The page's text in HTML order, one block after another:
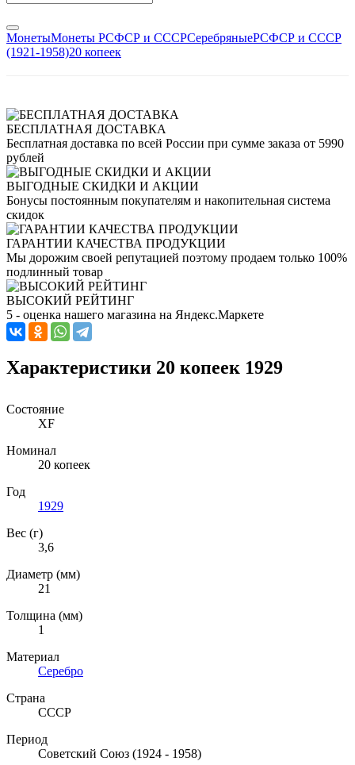
МонетыМонеты РСФСР и СССРСеребряныеРСФСР и СССР
(1921-1958)20 копеек
БЕСПЛАТНАЯ ДОСТАВКА
Бесплатная доставка по всей России при сумме заказа от 5990
рублей
ВЫГОДНЫЕ СКИДКИ И АКЦИИ
Бонусы постоянным покупателям и накопительная система
скидок
ГАРАНТИИ КАЧЕСТВА ПРОДУКЦИИ
Мы дорожим своей репутацией поэтому продаем только 100%
подлинный товар
ВЫСОКИЙ РЕЙТИНГ
5 - оценка нашего магазина на Яндекс.Маркете
Характеристики 20 копеек 1929
Состояние
XF
Номинал
20 копеек
Год
1929
Вес (г)
3,6
Диаметр (мм)
21
Толщина (мм)
1
Материал
Серебро
Страна
СССР
Период
Советский Союз (1924 - 1958)